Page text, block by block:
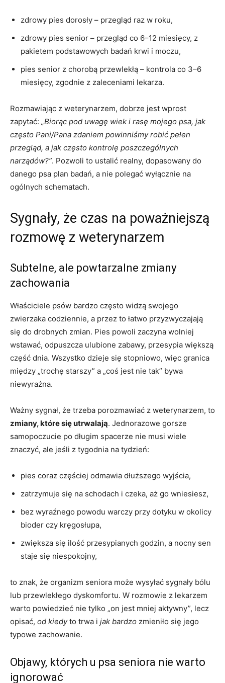
zdrowy pies dorosły – przegląd raz w roku,
zdrowy pies senior – przegląd co 6–12 miesięcy, z
pakietem podstawowych badań krwi i moczu,
pies senior z chorobą przewlekłą – kontrola co 3–6
miesięcy, zgodnie z zaleceniami lekarza.
Rozmawiając z weterynarzem, dobrze jest wprost
zapytać: „Biorąc pod uwagę wiek i rasę mojego psa, jak
często Pani/Pana zdaniem powinniśmy robić pełen
przegląd, a jak często kontrolę poszczególnych
narządów?”. Pozwoli to ustalić realny, dopasowany do
danego psa plan badań, a nie polegać wyłącznie na
ogólnych schematach.
Sygnały, że czas na poważniejszą
rozmowę z weterynarzem
Subtelne, ale powtarzalne zmiany
zachowania
Właściciele psów bardzo często widzą swojego
zwierzaka codziennie, a przez to łatwo przyzwyczajają
się do drobnych zmian. Pies powoli zaczyna wolniej
wstawać, odpuszcza ulubione zabawy, przesypia większą
część dnia. Wszystko dzieje się stopniowo, więc granica
między „trochę starszy” a „coś jest nie tak” bywa
niewyraźna.
Ważny sygnał, że trzeba porozmawiać z weterynarzem, to
zmiany, które się utrwalają. Jednorazowe gorsze
samopoczucie po długim spacerze nie musi wiele
znaczyć, ale jeśli z tygodnia na tydzień:
pies coraz częściej odmawia dłuższego wyjścia,
zatrzymuje się na schodach i czeka, aż go wniesiesz,
bez wyraźnego powodu warczy przy dotyku w okolicy
bioder czy kręgosłupa,
zwiększa się ilość przesypianych godzin, a nocny sen
staje się niespokojny,
to znak, że organizm seniora może wysyłać sygnały bólu
lub przewlekłego dyskomfortu. W rozmowie z lekarzem
warto powiedzieć nie tylko „on jest mniej aktywny”, lecz
opisać, od kiedyto trwa i jak bardzo zmieniło się jego
typowe zachowanie.
Objawy, których u psa seniora nie warto
ignorować